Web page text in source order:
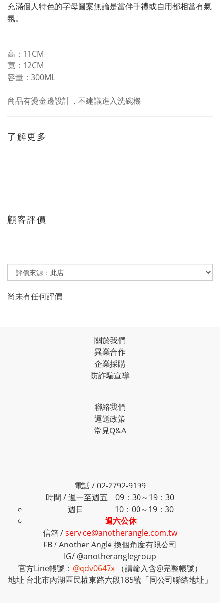
充滿個人特色的字母圖案無論是當伴手禮或自用都相當有氣
氛。
高：11CM
寬：12CM
容量：300ML
商品有燙金邊設計，不建議進入洗碗機
了解更多
顧客評價
尚未有任何評價
關於我們
異業合作
企業採購
防詐騙宣導
聯絡我們
運送政策
常見Q&A
電話 / 02-2792-9199
時間 / 週一至週五 09：30～19：30
週日 10：00～19：30
週六公休
信箱 /service@anotherangle.com.tw
FB /Another Angle 換個角度有限公司
IG/ @anotheranglegroup
官方Line帳號： @qdv0647x
（請輸入含@完整帳號）
地址 台北市內湖區民權東路六段185號「同公司聯絡地址」